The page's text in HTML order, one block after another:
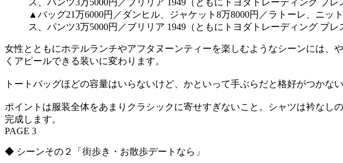
▲バッグ21万6000円／ダンヒル、ジャケット8万8000円／ラトーレ、ニッ
ス、パンツ3万5000円／ブリリア 1949（ともにトヨダトレーディング プレ
女性とともにホテルランチやアフタヌーンティーを楽しむようなシーンには
くアピールできる装いに変わります。
トートバッグほどの容量はいらないけど、かといって手ぶらだと格好がつかな
ポイントは服装全体をあまりクラシックに寄せすぎないこと。シャツは衿なし
完成します。
PAGE 3
◆ シーンその２「街歩き・お散歩デートなら」